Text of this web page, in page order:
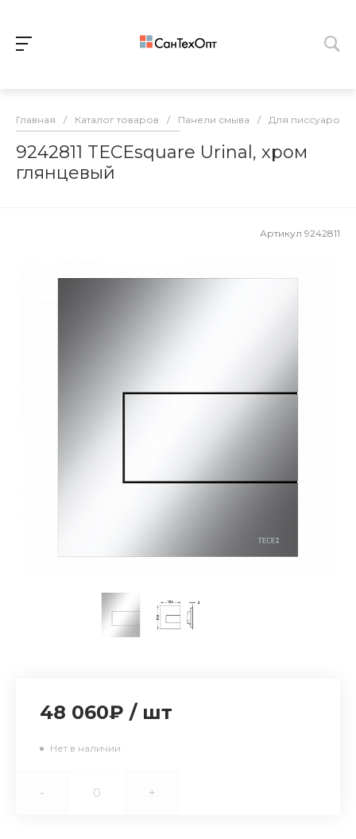
Главная / Каталог товаров / Панели смыва / Для писсуаров
9242811 TECEsquare Urinal, хром
глянцевый
Артикул 9242811
48 060₽ / шт
Нет в наличии
- +